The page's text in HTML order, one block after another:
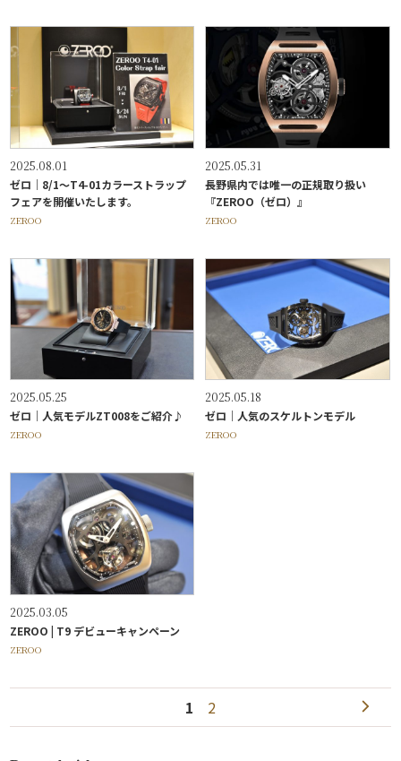
2025.08.01
ゼロ｜8/1～T4-01カラーストラップ
フェアを開催いたします。
ZEROO
2025.05.31
長野県内では唯一の正規取り扱い
『ZEROO（ゼロ）』
ZEROO
2025.05.25
ゼロ｜人気モデルZT008をご紹介♪
ZEROO
2025.05.18
ゼロ｜人気のスケルトンモデル
ZEROO
2025.03.05
ZEROO | T9 デビューキャンペーン
ZEROO
1 2